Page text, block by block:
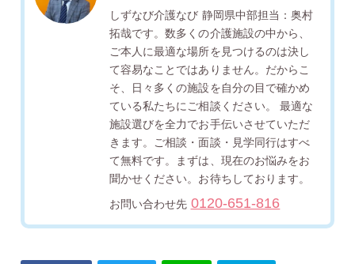
しずなび介護なび 静岡県中部担当：奥村
拓哉です。数多くの介護施設の中から、
ご本人に最適な場所を見つけるのは決し
て容易なことではありません。だからこ
そ、日々多くの施設を自分の目で確かめ
ている私たちにご相談ください。 最適な
施設選びを全力でお手伝いさせていただ
きます。ご相談・面談・見学同行はすべ
て無料です。まずは、現在のお悩みをお
聞かせください。お待ちしております。
お問い合わせ先 0120-651-816